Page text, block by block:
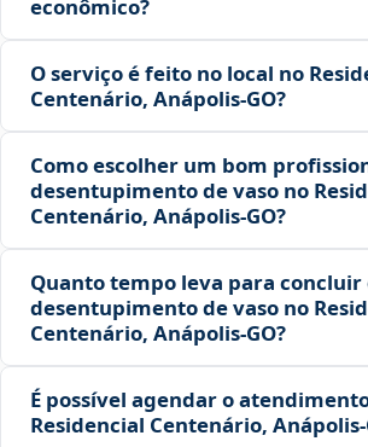
econômico?
O serviço é feito no local no
Centenário, Anápolis‑GO?
Como escolher um bom
desentupimento de vaso no
Centenário, Anápolis‑GO?
Quanto tempo leva para concluir
desentupimento de vaso no
Centenário, Anápolis‑GO?
É possível agendar o
Residencial Centenário,